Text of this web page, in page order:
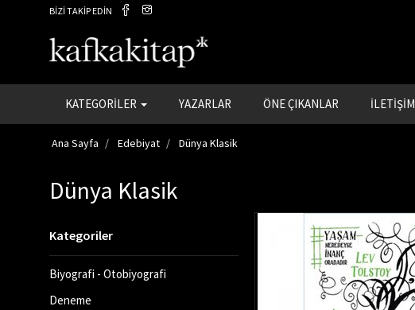
BİZİ TAKİP EDİN
KATEGORİLER YAZARLAR ÖNE ÇIKANLAR İLETİŞİM
Ana Sayfa Edebiyat Dünya Klasik
Dünya Klasik
Kategoriler
Biyografi - Otobiyografi
Deneme